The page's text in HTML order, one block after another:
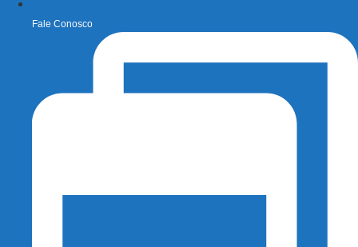
Fale Conosco